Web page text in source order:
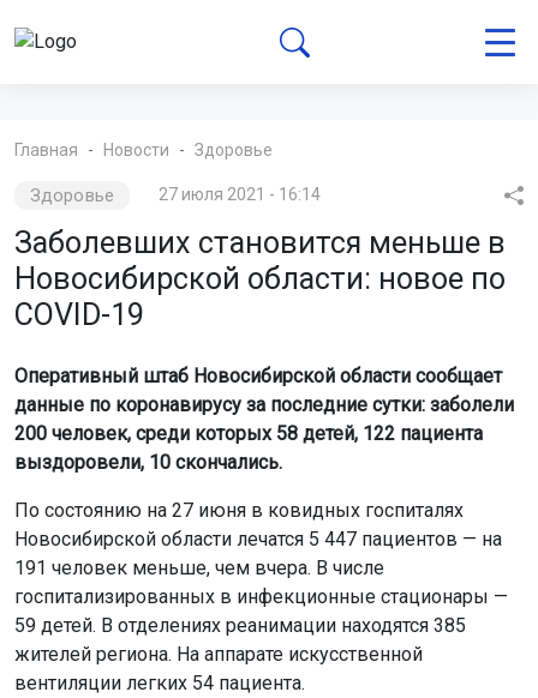
Главная Новости Здоровье
Здоровье 27 июля 2021 - 16:14
Заболевших становится меньше в
Новосибирской области: новое по
COVID-19
Оперативный штаб Новосибирской области сообщает
данные по коронавирусу за последние сутки: заболели
200 человек, среди которых 58 детей, 122 пациента
выздоровели, 10 скончались.
По состоянию на 27 июня в ковидных госпиталях
Новосибирской области лечатся 5 447 пациентов — на
191 человек меньше, чем вчера. В числе
госпитализированных в инфекционные стационары —
59 детей. В отделениях реанимации находятся 385
жителей региона. На аппарате искусственной
вентиляции легких 54 пациента.